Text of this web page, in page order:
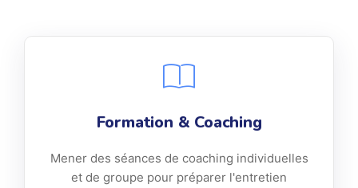
Formation & Coaching
Mener des séances de coaching individuelles
et de groupe pour préparer l'entretien